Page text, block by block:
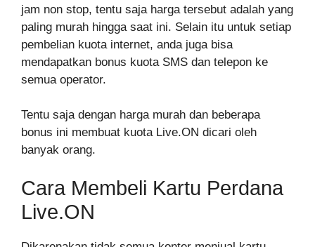
jam non stop, tentu saja harga tersebut adalah yang
paling murah hingga saat ini. Selain itu untuk setiap
pembelian kuota internet, anda juga bisa
mendapatkan bonus kuota SMS dan telepon ke
semua operator.
Tentu saja dengan harga murah dan beberapa
bonus ini membuat kuota Live.ON dicari oleh
banyak orang.
Cara Membeli Kartu Perdana
Live.ON